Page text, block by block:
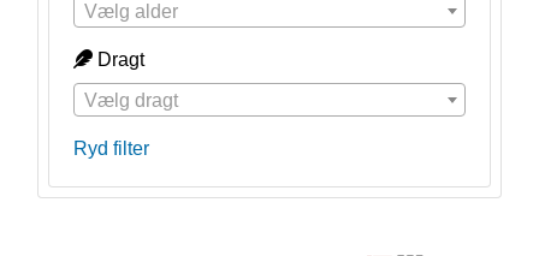
Vælg alder
Dragt
Vælg dragt
Ryd filter